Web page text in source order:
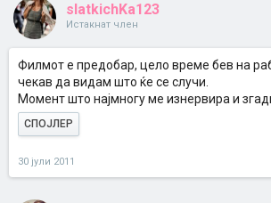
slatkichKa123
Истакнат член
Филмот е предобар, цело време бев на
чекав да видам што ќе се случи.
Момент што најмногу ме изнервира и
СПОЈЛЕР
30 јули 2011